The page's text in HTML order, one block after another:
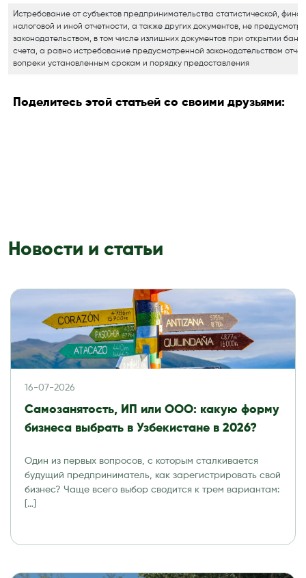
Истребование от субъектов предпринимательства статистической,
налоговой и иной отчетности, а также других документов, не
законодательством, в том числе излишних документов при открытии
счета, а равно истребование предусмотренной законодательством
вопреки установленным срокам и порядку предоставления
Поделитесь этой статьей со своими друзьями:
Новости и статьи
16-07-2026
Самозанятость, ИП или ООО: какую форму
бизнеса выбрать в Узбекистане в 2026?
Один из первых вопросов, с которым сталкивается
будущий предприниматель, как зарегистрировать свой
бизнес? Чаще всего выбор сводится к трем вариантам:
[…]